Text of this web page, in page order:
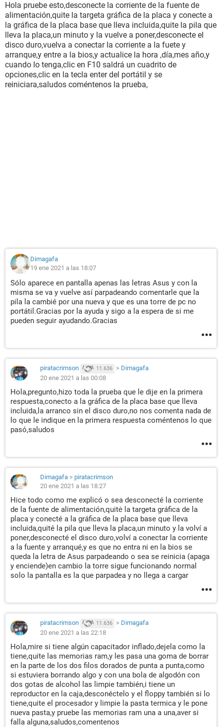
Hola pruebe esto,desconecte la corriente de la fuente de
alimentación,quite la targeta gráfica de la placa y conecte a
la gráfica de la placa base que lleva incluida,quite la pila que
lleva la placa,un minuto y la vuelve a poner,desconecte el
disco duro,vuelva a conectar la corriente a la fuete y
arranque,y entre a la bios,y actualice la hora ,día,mes año,y
cuando lo tenga,clic en F10 saldrá un cuadrito de
opciones,clic en la tecla enter del portátil y se
reiniciara,saludos coméntenos la prueba,
Dimagafa
19 ene 2021 a las 18:07
Sólo aparece en pantalla apenas las letras Asus y con la
misma se va y vuelve así parpadeando comentarle que la
pila la cambié por una nueva y que es una torre de pc no
portátil.Gracias por la ayuda y sigo a la espera de si me
pueden seguir ayudando.Gracias
piratacrimson 11.636 > Dimagafa
20 ene 2021 a las 00:08
Hola,pregunto,hizo toda la prueba que le dije en la primera
respuesta,conecto a la gráfica de la placa base que lleva
incluida,la arranco sin el disco duro,no nos comenta nada de
lo que le indique en la primera respuesta coméntenos lo que
pasó,saludos
Dimagafa > piratacrimson
20 ene 2021 a las 18:27
Hice todo como me explicó o sea desconecté la corriente
de la fuente de alimentación,quitė la targeta gráfica de la
placa y conecté a la gráfica de la placa base que lleva
incluida,quité la pila que lleva la placa,un minuto y la volví a
poner,desconecté el disco duro,volví a conectar la corriente
a la fuente y arranqué,y es que no entra ni en la bios se
queda la letra de Asus parpadeando o sea se reinicia (apaga
y enciende)en cambio la torre sigue funcionando normal
solo la pantalla es la que parpadea y no llega a cargar
piratacrimson 11.636 > Dimagafa
20 ene 2021 a las 22:18
Hola,mire si tiene algún capacitador inflado,dejela como la
tiene,quite las memorias ram,y les pasa una goma de borrar
en la parte de los dos filos dorados de punta a punta,como
si estuviera borrando algo y con una bola de algodón con
dos gotas de alcohol las limpie también,i tiene un
reproductor en la caja,desconéctelo y el floppy también si lo
tiene,quite el procesador y limpie la pasta termica y le pone
nueva pasta,y pruebe las memorias ram una a una,aver si
falla alguna,saludos,comentenos